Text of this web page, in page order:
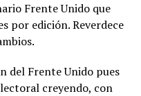
Frente Unido que
por edición. Reverdece
del Frente Unido pues
creyendo, con